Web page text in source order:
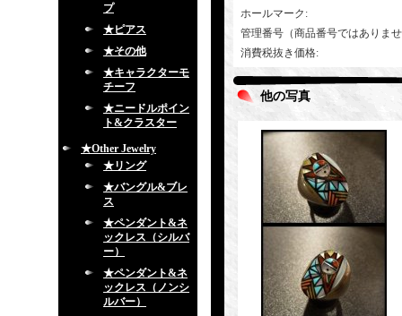
プ
★ピアス
★その他
★キャラクターモ
チーフ
★ニードルポイン
ト&クラスター
★Other Jewelry
★リング
★バングル&ブレ
ス
★ペンダント&ネ
ックレス（シルバ
ー）
★ペンダント&ネ
ックレス（ノンシ
ルバー）
ホールマーク :
管理番号（商品番号ではありま
消費税抜き価格:
他の写真